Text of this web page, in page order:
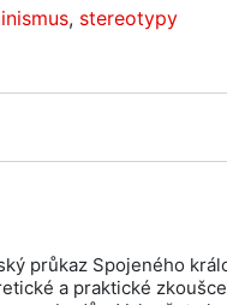
, stereotypy
průkaz Spojeného
a praktické